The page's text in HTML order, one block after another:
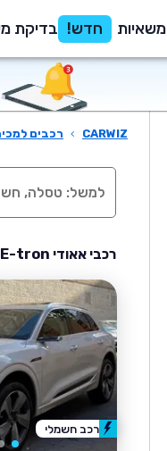
משאיות חדש! בדיקת
CARWIZ
› רכבים
רכבי אאודי E-tron יד שניה למכירה בסביבת ירושלים
רכב חשמלי